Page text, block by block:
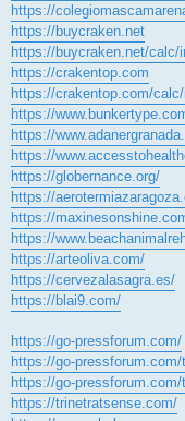
https://
https://buycraken.net
https://buycraken.net/calc/
https://crakentop.com
https://crakentop.com/calc/
https://
https://
https://
https://globernance.org/
https://
https://
https://
https://arteoliva.com/
https://cervezalasagra.es/
https://blai9.com/
https://go-pressforum.com/
https://go-
https://go-
https://trinetratsense.com/